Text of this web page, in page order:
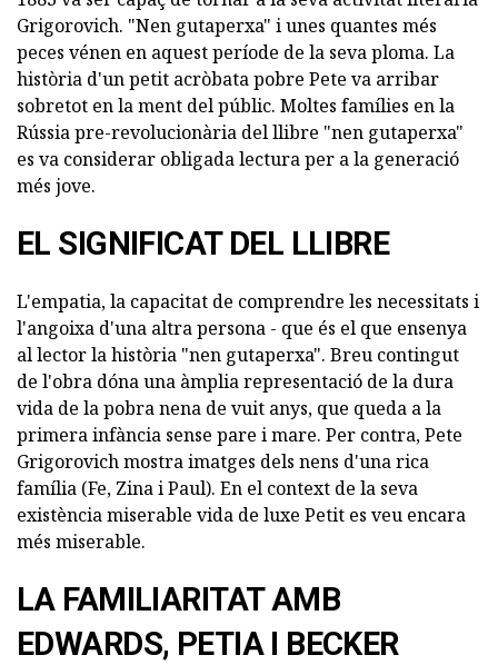
Grigorovich. "Nen gutaperxa" i unes quantes més
peces vénen en aquest període de la seva ploma. La
història d'un petit acròbata pobre Pete va arribar
sobretot en la ment del públic. Moltes famílies en la
Rússia pre-revolucionària del llibre "nen gutaperxa"
es va considerar obligada lectura per a la generació
més jove.
EL SIGNIFICAT DEL LLIBRE
L'empatia, la capacitat de comprendre les necessitats i
l'angoixa d'una altra persona - que és el que ensenya
al lector la història "nen gutaperxa". Breu contingut
de l'obra dóna una àmplia representació de la dura
vida de la pobra nena de vuit anys, que queda a la
primera infància sense pare i mare. Per contra, Pete
Grigorovich mostra imatges dels nens d'una rica
família (Fe, Zina i Paul). En el context de la seva
existència miserable vida de luxe Petit es veu encara
més miserable.
LA FAMILIARITAT AMB
EDWARDS, PETIA I BECKER